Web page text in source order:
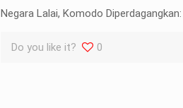
Negara Lalai, Komodo
Do you like it? 0